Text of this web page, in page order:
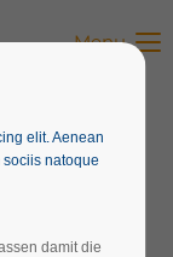
Menu
elit. Aenean
natoque
damit die